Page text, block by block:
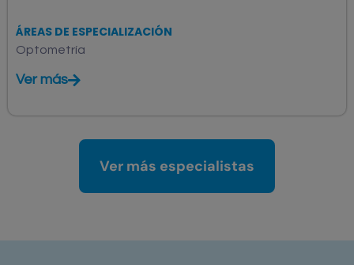
ÁREAS DE ESPECIALIZACIÓN
Optometría
Ver más
Ver más especialistas